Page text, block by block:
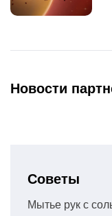
Новости
Советы
Мытье рук с